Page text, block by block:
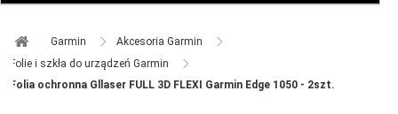
ZEGARKI DO BIEGANIA
ZEGARKI DLA DZIECI GARMIN
Garmin ​
Akcesoria Garmin ​
Folie i szkła do urządzeń Garmin ​
Folia ochronna Gllaser FULL 3D FLEXI Garmin Edge 1050 - 2szt.